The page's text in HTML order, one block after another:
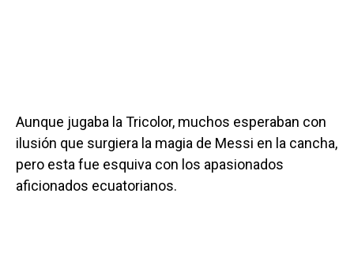
Aunque jugaba la Tricolor, muchos esperaban con
ilusión que surgiera la magia de Messi en la cancha,
pero esta fue esquiva con los apasionados
aficionados ecuatorianos.